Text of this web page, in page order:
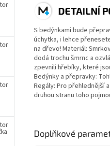
DETAILNÍ
S bedýnkami bude
úchytka, i lehce
na dřevo! Materiál:
dodá trochu šmrnc a
zpevnili hřebíky, které
Bedýnky a přepravky:
Regály: Pro přehlednější
druhou stranu toho
Doplňkové